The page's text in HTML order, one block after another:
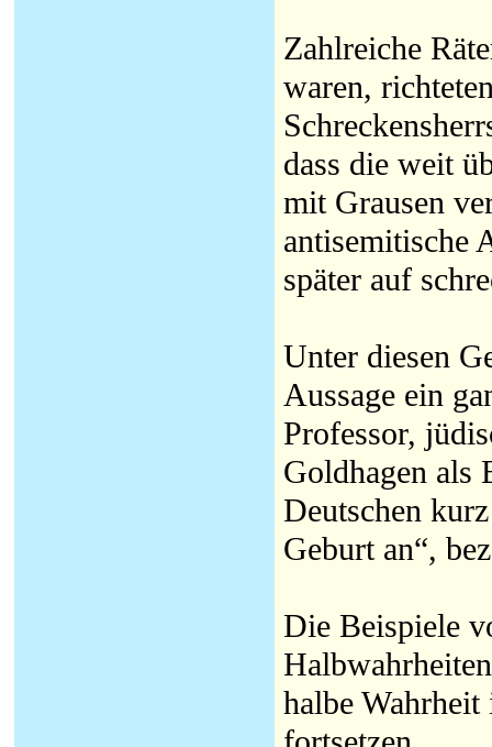
Zahlreiche
waren,
dass die weit
mit Grausen
antisemitische
später auf
Unter diesen
Aussage ein
Professor,
Goldhagen als
Deutschen
Geburt an“,
Die Beispiele
halbe